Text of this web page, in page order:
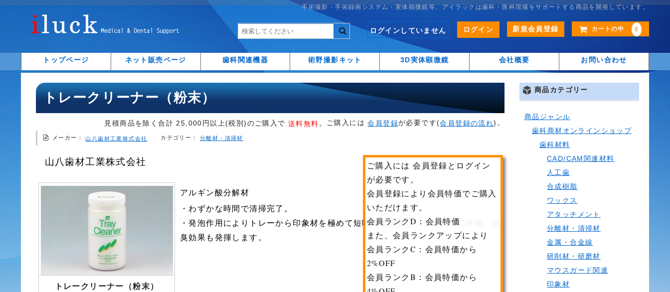
手術撮影・手術録画システム・実体顕微鏡等、アイラックは歯科・医科現場をサポートする商品を開発しています。
カートの中 0
ログインしていません ログイン 新規会員登録
トップページ ネット販売ページ 歯科関連機器 術野撮影キット 3D実体顕微鏡 会社概要 お問い合わせ
トレークリーナー（粉末）
見積商品を除く合計 25,000円以上(税別)のご購入で 送料無料 。 ご購入には会員登録が必要です(会員登録の流れ)。
メーカー：山八歯材工業株式会社 カテゴリー：分離材・清掃材
ご購入には
ログインが
会員登録に
より会員特
価でご購入
す。
山八歯材工業株式会社
トレークリーナー（粉末）
アルギン酸分解材
・わずかな時間で清掃完了。
・発泡作用によりトレーから印象材を極めて短時間で除去し、また同時に除菌、消
臭効果も発揮します。
商品カテゴリー
商品ジャンル
歯科商材オンラインショップ
歯科材料
CAD/CAM関連材料
人工歯
合成樹脂
ワックス
アタッチメント
分離材・清掃材
金属・合金線
研削材・研磨材
マウスガード関連
印象材